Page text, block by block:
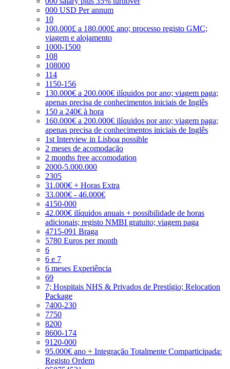
000 USD Per annum
10
100.000£ a 180.000£ ano; processo registo GMC;
viagem e alojamento
1000-1500
108
108000
114
1150-156
130.000€ a 200.000€ ilíquidos por ano; viagem paga;
apenas precisa de conhecimentos iniciais de Inglês
150 a 240€ à hora
160.000€ a 200.000€ ilíquidos por ano; viagem paga;
apenas precisa de conhecimentos iniciais de Inglês
1st Interview in Lisboa possible
2 meses de acomodação
2 months free accomodation
2000-5.000.000
2305
31.000€ + Horas Extra
33.000€ - 46.000€
4150-000
42.000€ ilíquidos anuais + possibilidade de horas
adicionais; registo NMBI gratuito; viagem paga
4715-091 Braga
5780 Euros per month
6
6 e 7
6 meses Experiência
69
7; Hospitais NHS & Privados de Prestígio; Relocation
Package
7400-230
7750
8200
8600-174
9120-000
95.000€ ano + Integração Totalmente Comparticipada:
Registo Ordem